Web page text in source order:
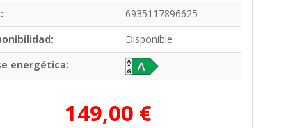
6935117896625
Disponible
energética:
149,00 €